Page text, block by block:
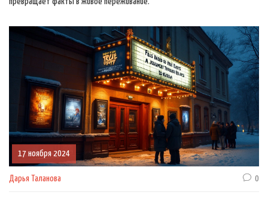
17 ноября 2024
Дарья Таланова 0